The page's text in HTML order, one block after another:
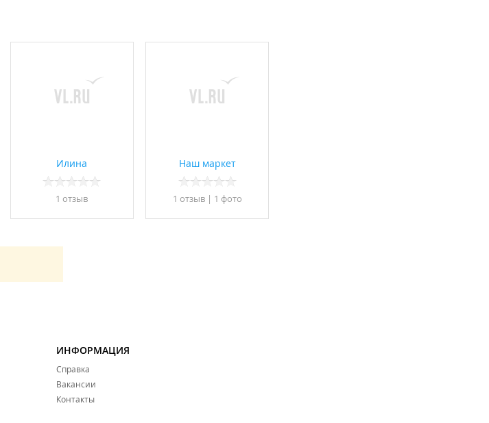
Илина
1 отзыв
Наш маркет
1 отзыв | 1 фото
ИНФОРМАЦИЯ
Справка
Вакансии
Контакты